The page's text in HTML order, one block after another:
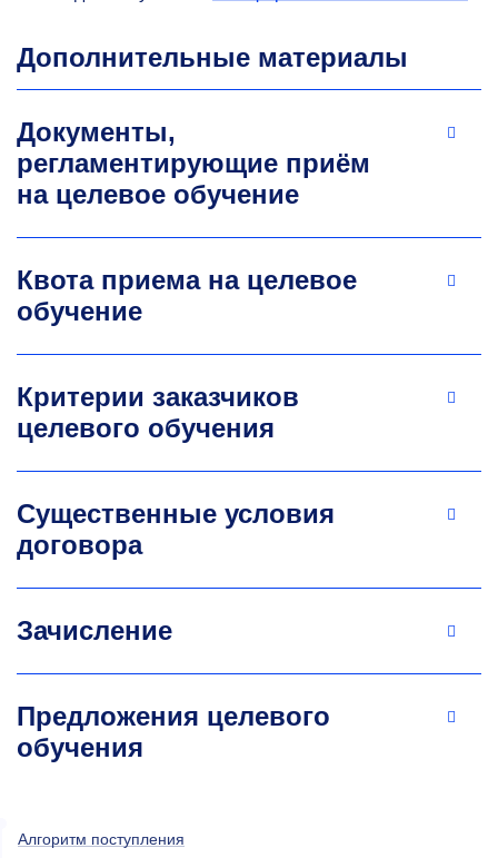
Дополнительные материалы
Документы,
регламентирующие приём
на целевое обучение
Квота приема на целевое
обучение
Критерии заказчиков
целевого обучения
Существенные условия
договора
Зачисление
Предложения целевого
обучения
Алгоритм поступления